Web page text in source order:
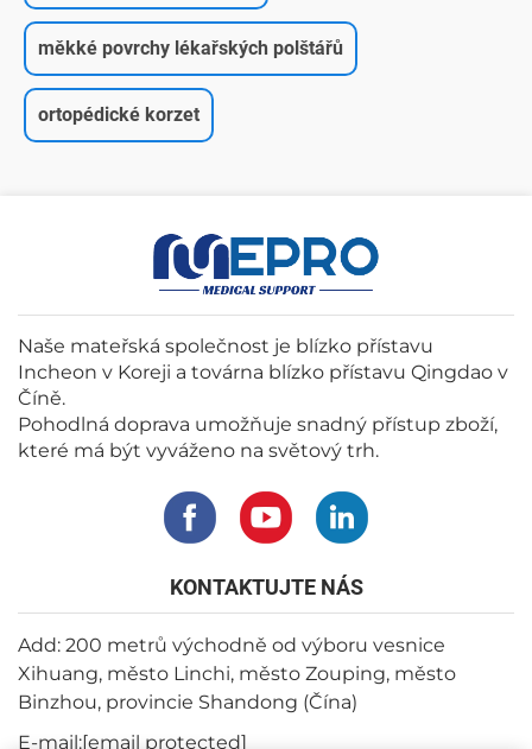
měkké povrchy lékařských polštářů
ortopédické korzet
Naše mateřská společnost je blízko přístavu
Incheon v Koreji a továrna blízko přístavu Qingdao v
Číně.
Pohodlná doprava umožňuje snadný přístup zboží,
které má být vyváženo na světový trh.
KONTAKTUJTE NÁS
Add: 200 metrů východně od výboru vesnice
Xihuang, město Linchi, město Zouping, město
Binzhou, provincie Shandong (Čína)
E-mail:[email protected]